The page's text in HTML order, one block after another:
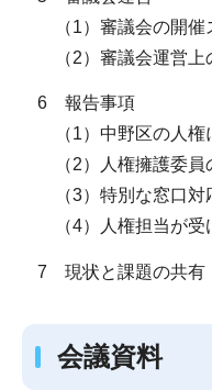
（1）審議会の開催
（2）審議会運営上
6 報告事項
（1）中野区の人権
（2）人権擁護委員
（3）特別な窓口対
（4）人権担当が受
7 現状と課題の共有
会議資料